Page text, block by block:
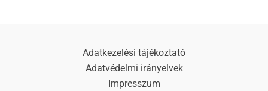
Adatkezelési tájékoztató
Adatvédelmi irányelvek
Impresszum